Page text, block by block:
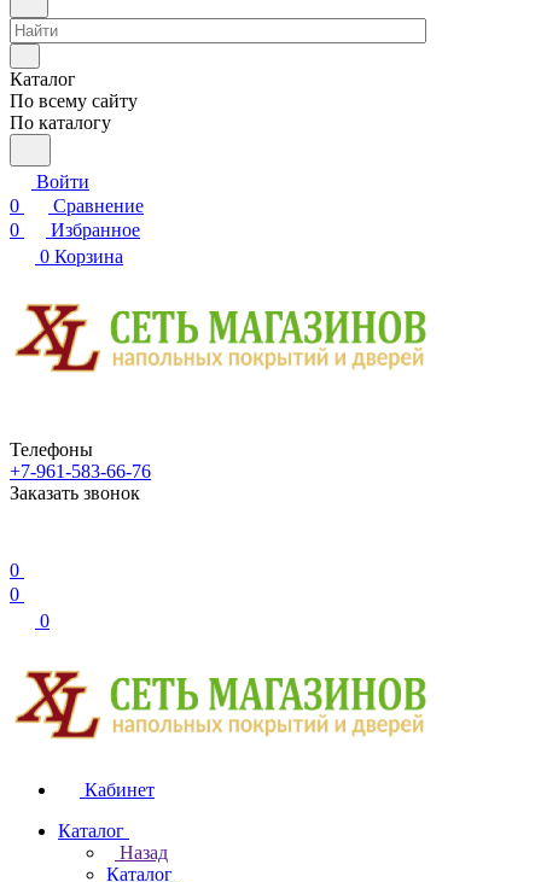
Каталог
По всему сайту
По каталогу
Войти
0
Сравнение
0
Избранное
0 Корзина
Телефоны
+7-961-583-66-76
Заказать звонок
0
0
0
Кабинет
Каталог
Назад
Каталог